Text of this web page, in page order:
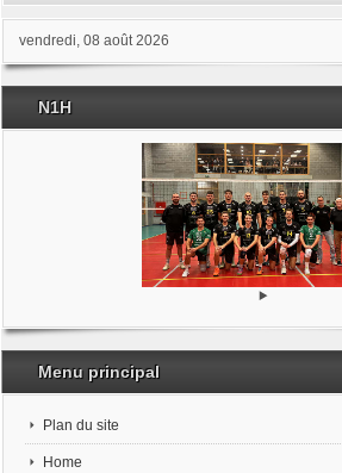
Les samedis du sport
Les stages
Documents
vendredi, 08 août 2026
N1H
Menu principal
Plan du site
Home